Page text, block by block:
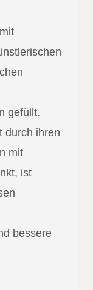
gefüllt.
durch ihren
mit
ist
bessere